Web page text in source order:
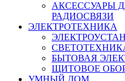
АКСЕССУАРЫ
РАДИОСВЯЗИ
ЭЛЕКТРОТЕХНИКА
БЫТОВАЯ
ЩИТОВОЕ
УМНЫЙ ДОМ